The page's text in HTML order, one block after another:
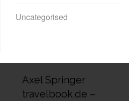
Uncategorised
Axel Springer
travelbook.de –